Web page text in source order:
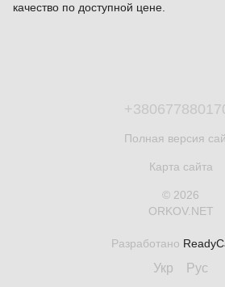
качество по доступной цене.
Полная версия
Карта сайта
© 2026
ORKOV.NET
Разработано
Укр Рус